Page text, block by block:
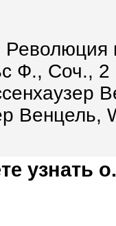
Ф., Соч.,
Венцель,
узнать